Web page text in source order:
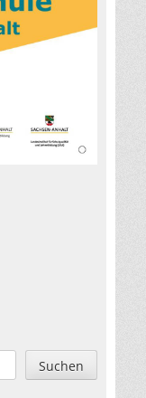
Suchen